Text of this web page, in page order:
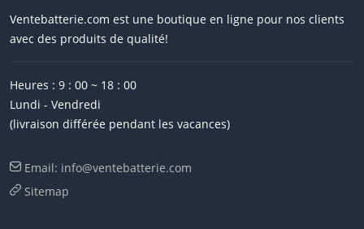
Ventebatterie.com est une boutique en ligne pour nos clients
avec des produits de qualité!
Heures : 9 : 00 ~ 18 : 00
Lundi - Vendredi
(livraison différée pendant les vacances)
Email: info@ventebatterie.com
Sitemap